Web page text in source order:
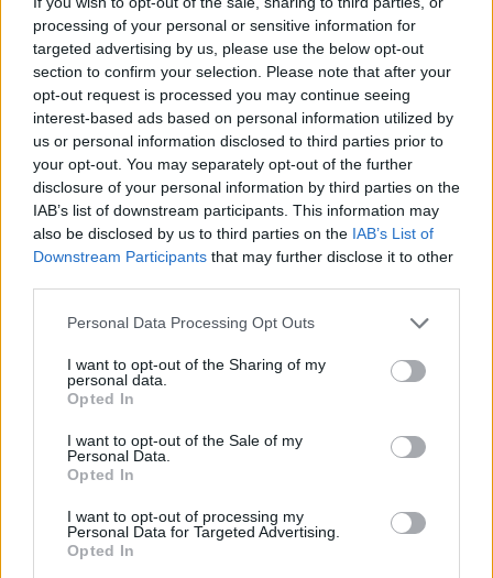
processing of your personal or sensitive information for
targeted advertising by us, please use the below opt-out
section to confirm your selection. Please note that after your
opt-out request is processed you may continue seeing
interest-based ads based on personal information utilized by
us or personal information disclosed to third parties prior to
your opt-out. You may separately opt-out of the further
disclosure of your personal information by third parties on the
IAB’s list of downstream participants. This information may
also be disclosed by us to third parties on the IAB’s List of
Downstream Participants that may further disclose it to other
Personal Data Processing Opt Outs
I want to opt-out of the Sharing of my
personal data.
Opted In
I want to opt-out of the Sale of my
Personal Data.
Opted In
I want to opt-out of processing my
Personal Data for Targeted Advertising.
Opted In
ΣΤΗΝ ΙΔΙΑ ΚΑΤΗΓΟΡΙΑ
«Θέλω τον μπαμπά μου»: Το
βίντεο της μεθυσμένης οδηγού
που σκότωσε νύφη ώρες μετά
τον γάμο της
ΧΤΕΣ
Η Jamie Lee Komoroski, με αλκοόλ
τριπλάσιο του νόμιμου ορίου, έπεσε
πάνω στο golf cart των νεόνυμφων στο
Folly Beach - τώρα νέο υλικό από το
συμπεριφορά της λίγο μετά τη μοιραία
σύγκρουση
Τροχαίο στις Σέρρες: «Έχασα τη
πατέρα
σκοτώθηκαν σε μετωπική σύγκρουση με
φορτηγό στην επαρχιακή οδό Αμφίπολης